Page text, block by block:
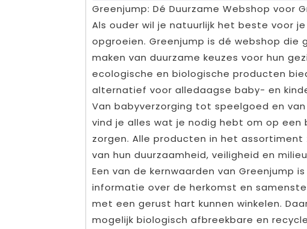
Greenjump: Dé Duurzame Webshop voor
Als ouder wil je natuurlijk het beste voor
opgroeien. Greenjump is dé webshop
maken van duurzame keuzes voor hun
ecologische en biologische producten
alternatief voor alledaagse baby- en
Van babyverzorging tot speelgoed en
vind je alles wat je nodig hebt om op een
zorgen. Alle producten in het
van hun duurzaamheid, veiligheid en
Een van de kernwaarden van Greenjump
informatie over de herkomst en
met een gerust hart kunnen winkelen.
mogelijk biologisch afbreekbare en